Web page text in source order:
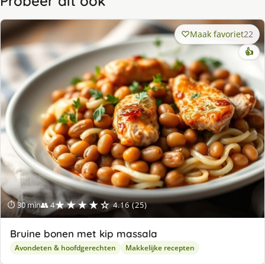
⏱ 30 min👥 4★★★★☆ 4.16 (25)
Maak favoriet22
👍
Bruine bonen met kip massala
Avondeten & hoofdgerechten Makkelijke recepten